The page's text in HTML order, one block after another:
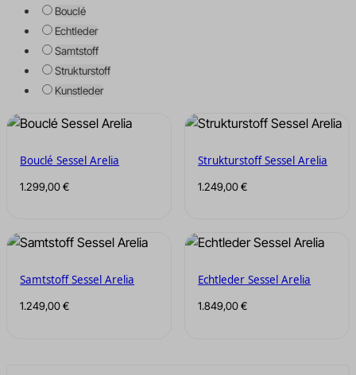
Bouclé
Echtleder
Samtstoff
Strukturstoff
Kunstleder
Bouclé Sessel Arelia
1.299,00€
Strukturstoff Sessel Arelia
1.249,00€
Samtstoff Sessel Arelia
1.249,00€
Echtleder Sessel Arelia
1.849,00€